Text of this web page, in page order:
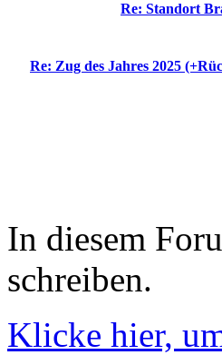
Re: Standort
Re: Zug des Jahres 2025
In diesem
schreiben.
Klicke hier,